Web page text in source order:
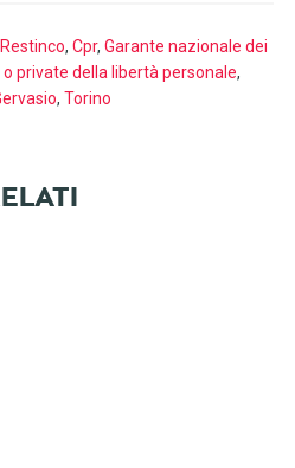
, Cpr, Garante nazionale dei
private della libertà personale,
, Torino